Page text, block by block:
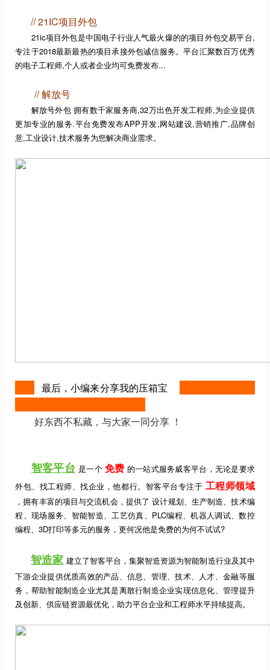
//21IC项目外包
21ic项目外包是中国电子行业人气最火爆的的项目外包交易平台,
专注于2018最新最热的项目承接外包诚信服务。平台汇聚数百万优秀
的电子工程师,个人或者企业均可免费发布...
//解放号
解放号外包 拥有数千家服务商,32万出色开发工程师,为企业提供
更加专业的服务.平台免费发布APP开发,网站建设,营销推广,品牌创
意,工业设计,技术服务为您解决商业需求。
最后，小编来分享我的压箱宝
好东西不私藏，与大家一同分享 ！
智客平台 是一个免费 的一站式服务威客平台，无论是要求
外包、找工程师、找企业，他都行。智客平台专注于 工程师领域
，拥有丰富的项目与交流机会，提供了 设计规划、生产制造、技术编
程、现场服务、智能智造、工艺仿真、PLC编程、机器人调试、数控
编程、3D打印等多元的服务，更何况他是免费的为何不试试?
智造家 建立了智客平台，集聚智造资源为智能制造行业及其中
下游企业提供优质高效的产品、信息、管理、技术、人才、金融等服
务，帮助智能制造企业尤其是离散行制造企业实现信息化、管理提升
及创新、供应链资源最优化，助力平台企业和工程师水平持续提高。